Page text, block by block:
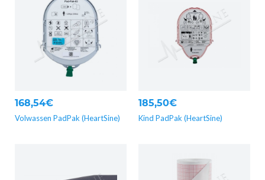
168,54€
Volwassen PadPak (HeartSine)
185,50€
Kind PadPak (HeartSine)